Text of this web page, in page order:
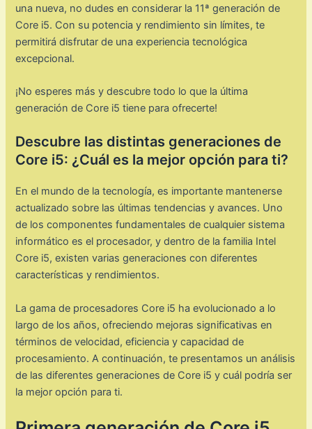
una nueva, no dudes en considerar la 11ª generación de
Core i5. Con su potencia y rendimiento sin límites, te
permitirá disfrutar de una experiencia tecnológica
excepcional.
¡No esperes más y descubre todo lo que la última
generación de Core i5 tiene para ofrecerte!
Descubre las distintas generaciones de
Core i5: ¿Cuál es la mejor opción para ti?
En el mundo de la tecnología, es importante mantenerse
actualizado sobre las últimas tendencias y avances. Uno
de los componentes fundamentales de cualquier sistema
informático es el procesador, y dentro de la familia Intel
Core i5, existen varias generaciones con diferentes
características y rendimientos.
La gama de procesadores Core i5 ha evolucionado a lo
largo de los años, ofreciendo mejoras significativas en
términos de velocidad, eficiencia y capacidad de
procesamiento. A continuación, te presentamos un análisis
de las diferentes generaciones de Core i5 y cuál podría ser
la mejor opción para ti.